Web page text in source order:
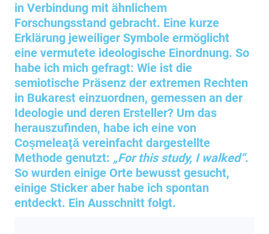
in Verbindung mit ähnlichem
Forschungsstand gebracht. Eine kurze
Erklärung jeweiliger Symbole ermöglicht
eine vermutete ideologische Einordnung. So
habe ich mich gefragt: Wie ist die
semiotische Präsenz der extremen Rechten
in Bukarest einzuordnen, gemessen an der
Ideologie und deren Ersteller? Um das
herauszufinden, habe ich eine von
Coșmeleaţă vereinfacht dargestellte
Methode genutzt: „For this study, I walked“.
So wurden einige Orte bewusst gesucht,
einige Sticker aber habe ich spontan
entdeckt. Ein Ausschnitt folgt.